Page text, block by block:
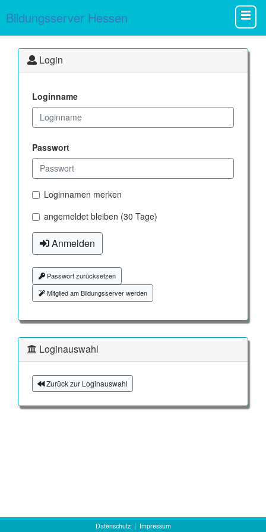
Bildungsserver Hessen
Login
Loginname
Passwort
Loginnamen merken
angemeldet bleiben (30 Tage)
Anmelden
Passwort zurücksetzen
Mitglied am Bildungsserver werden
Loginauswahl
Zurück zur Loginauswahl
Datenschutz| Impressum